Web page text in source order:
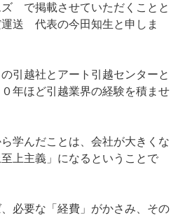
ズ で掲載させていただくことと
送 代表の今田知生と申しま
引越社とアート引越センターと
年ほど引越業界の経験を積ませ
学んだことは、会社が大きくな
上主義」になるということで
必要な「経費」がかさみ、その